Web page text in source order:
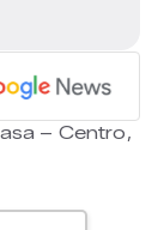
– Centro,